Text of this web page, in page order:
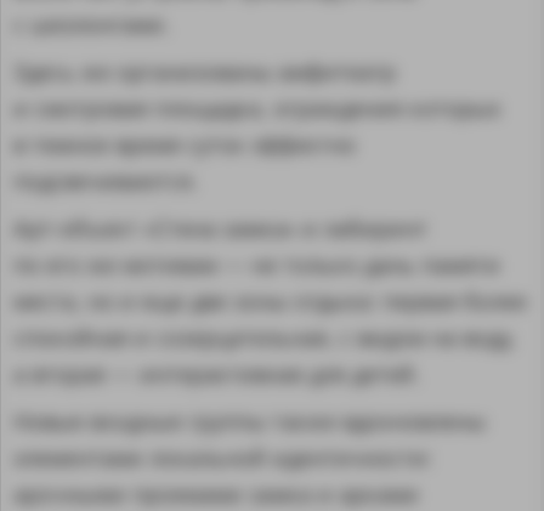
с шезлонгами.
Здесь же организованы амфитеатр
и смотровая площадка, ограждения которых
в темное время суток эффектно
подсвечиваются.
Арт-объект «Стена замка» и лабиринт
по его же мотивам — не только дань памяти
места, но и еще две зоны отдыха: первая более
спокойная и созерцательная, с видом на воду,
а вторая — интерактивная для детей.
Новые входные группы также вдохновлены
элементами локальной идентичности:
арочными проемами замка и арками